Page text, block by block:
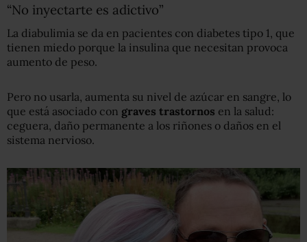
“No inyectarte es adictivo”
La diabulimia se da en pacientes con diabetes tipo 1, que
tienen miedo porque la insulina que necesitan provoca
aumento de peso.
Pero no usarla, aumenta su nivel de azúcar en sangre, lo
que está asociado con graves trastornos en la salud:
ceguera, daño permanente a los riñones o daños en el
sistema nervioso.